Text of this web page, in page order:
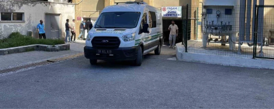
Dünya
EĞİTİM
EKONOMİ